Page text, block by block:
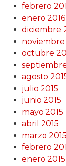
febrero
enero 2016
diciembre
noviembre
octubre
agosto
julio 2015
junio 2015
mayo 2015
abril 2015
marzo 2015
febrero
enero 2015